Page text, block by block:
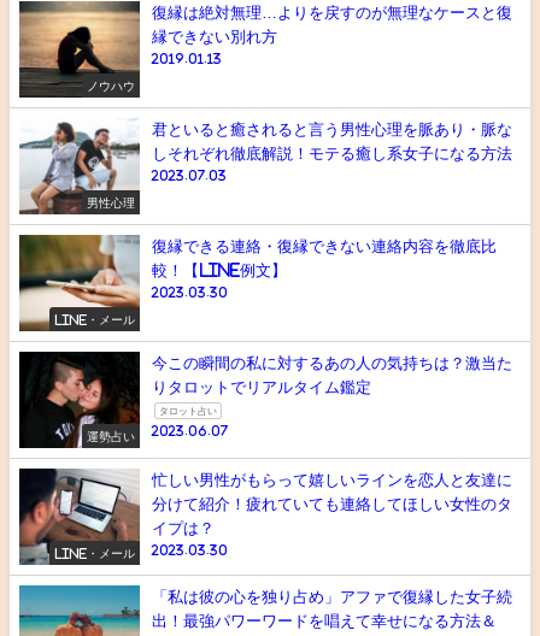
ノウハウ
復縁は絶対無理…よりを戻すのが無理なケースと復
縁できない別れ方
2019.01.13
男性心理
君といると癒されると言う男性心理を脈あり・脈な
しそれぞれ徹底解説！モテる癒し系女子になる方法
2023.07.03
LINE・メール
復縁できる連絡・復縁できない連絡内容を徹底比
較！【LINE例文】
2023.03.30
運勢占い
今この瞬間の私に対するあの人の気持ちは？激当た
りタロットでリアルタイム鑑定
タロット占い
2023.06.07
LINE・メール
忙しい男性がもらって嬉しいラインを恋人と友達に
分けて紹介！疲れていても連絡してほしい女性のタ
イプは？
2023.03.30
「私は彼の心を独り占め」アファで復縁した女子続
出！最強パワーワードを唱えて幸せになる方法＆